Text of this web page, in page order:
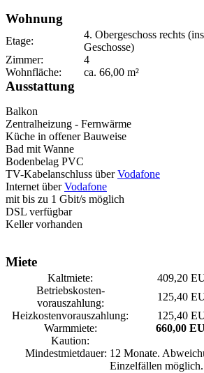
Wohnung
Etage:
4. Obergeschoss rechts
Geschosse)
Zimmer:
4
Wohnfläche:
ca. 66,00 m²
Ausstattung
Balkon
Zentralheizung - Fernwärme
Küche in offener Bauweise
Bad mit Wanne
Bodenbelag PVC
TV-Kabelanschluss überVodafone
Internet überVodafone
mit bis zu 1 Gbit/s möglich
DSL verfügbar
Keller vorhanden
Miete
Kaltmiete: 409,20
Betriebskosten­
vorauszahlung:
125,40
Heizkosten­vorauszahlung:
125,40
Warmmiete:
660,00
Kaution:
Mindestmietdauer: 12 Monate.
Einzelfällen möglich.